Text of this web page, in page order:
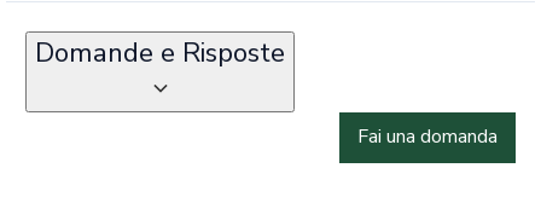
Domande e Risposte
Fai una domanda